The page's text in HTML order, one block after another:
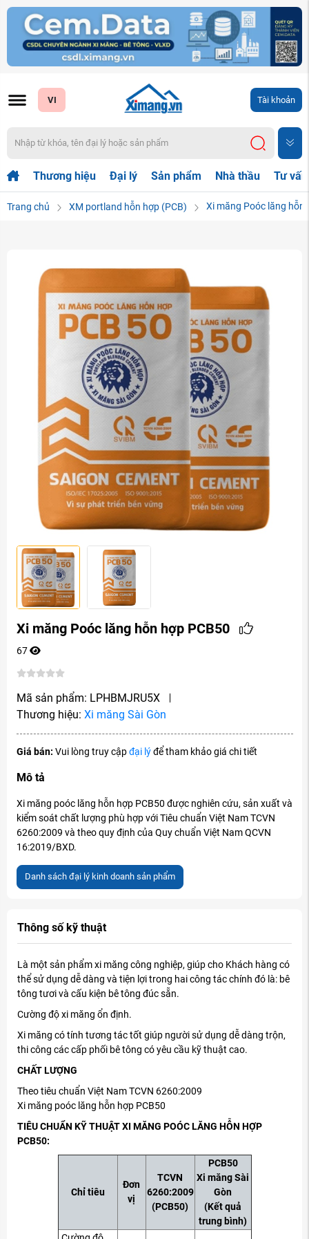
VI Tài khoản
Thương hiệu Đại lý Sản phẩm Nhà thầu Tư
Trang chủ XM portland hỗn hợp (PCB) Xi măng Poóc lăng hỗn
Xi măng Poóc lăng hỗn hợp PCB50
67
Mã sản phẩm: LPHBMJRU5X
Thương hiệu: Xi măng Sài Gòn
Giá bán: Vui lòng truy cậpđại lýđể tham khảo giá chi tiết
Mô tả
Xi măng poóc lăng hỗn hợp PCB50 được nghiên cứu, sản xuất và
kiểm soát chất lượng phù hợp với Tiêu chuẩn Việt Nam TCVN
6260:2009 và theo quy định của Quy chuẩn Việt Nam QCVN
16:2019/BXD.
Danh sách đại lý kinh doanh sản phẩm
Thông số kỹ thuật
Là một sản phẩm xi măng công nghiệp, giúp cho Khách hàng có
thể sử dụng dễ dàng và tiện lợi trong hai công tác chính đó là: bê
tông tươi và cấu kiện bê tông đúc sẵn.
Cường độ xi măng ổn định.
Xi măng có tính tương tác tốt giúp người sử dụng dễ dàng trộn,
thi công các cấp phối bê tông có yêu cầu kỹ thuật cao.
CHẤT LƯỢNG
Theo tiêu chuẩn Việt Nam TCVN 6260:2009
Xi măng poóc lăng hỗn hợp PCB50
TIÊU CHUẨN KỸ THUẬT XI MĂNG POÓC LĂNG HỖN HỢP
PCB50:
Chỉ tiêu
Đơn
vị
TCVN
6260:2009
(PCB50)
PCB50
Xi măng Sài
Gòn
(Kết quả
trung bình)